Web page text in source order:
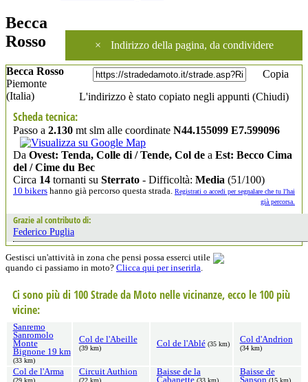
× Indirizzo della pagina, da condividere
Copia
L'indirizzo è stato copiato negli appunti (Chiudi)
Becca
Rosso
Becca Rosso
Piemonte
(Italia)
Scheda tecnica:
Passo a 2.130 mt slm alle coordinate N44.155099 E7.599096
Da Ovest: Tenda, Colle di / Tende, Col de a Est: Becco Cima
del / Cime du Bec
Circa 14 tornanti su Sterrato - Difficoltà: Media (51/100)
10 bikers hanno già percorso questa strada. Registrati o accedi per segnalare che tu l'hai
già percorsa.
Grazie al contributo di:
Federico Puglia
Gestisci un'attività in zona che pensi possa esserci utile
quando ci passiamo in moto? Clicca qui per inserirla.
Ci sono più di 100 Strade da Moto nelle vicinanze, ecco le 100 più
vicine:
Sanremo
Sanromolo
Monte
Bignone 19 km
(33 km)
Col de l'Abeille
(39 km) Col de l'Ablé (35 km) Col d'Andrion
(34 km)
Col de l'Arma
(29 km)
Circuit Authion
(22 km)
Baisse de la
Cabanette (33 km)
Baisse de
Sanson (15 km)